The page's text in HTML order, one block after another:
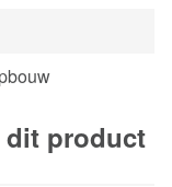
dit product